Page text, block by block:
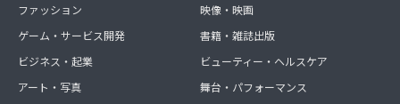
ファッション
ゲーム・サービス開発
ビジネス・起業
アート・写真
映像・映画
書籍・雑誌出版
ビューティー・ヘルスケア
舞台・パフォーマンス